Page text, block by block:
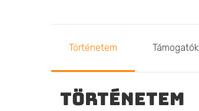
Történetem Támogatók
Történetem